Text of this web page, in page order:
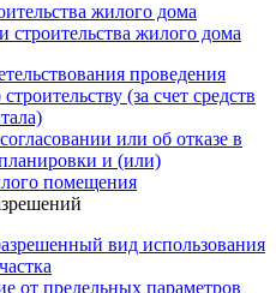
жилого дома
строительства жилого дома
проведения
(за счет средств
или об отказе в
и (или)
помещения
вид использования
от предельных параметров